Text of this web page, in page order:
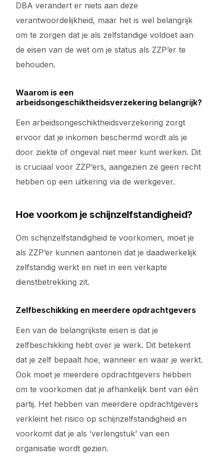
DBA verandert er niets aan deze
verantwoordelijkheid, maar het is wel belangrijk
om te zorgen dat je als zelfstandige voldoet aan
de eisen van de wet om je status als ZZP’er te
behouden.
Waarom is een
arbeidsongeschiktheidsverzekering belangrijk?
Een arbeidsongeschiktheidsverzekering zorgt
ervoor dat je inkomen beschermd wordt als je
door ziekte of ongeval niet meer kunt werken. Dit
is cruciaal voor ZZP’ers, aangezien ze geen recht
hebben op een uitkering via de werkgever.
Hoe voorkom je schijnzelfstandigheid?
Om schijnzelfstandigheid te voorkomen, moet je
als ZZP’er kunnen aantonen dat je daadwerkelijk
zelfstandig werkt en niet in een verkapte
dienstbetrekking zit.
Zelfbeschikking en meerdere opdrachtgevers
Een van de belangrijkste eisen is dat je
zelfbeschikking hebt over je werk. Dit betekent
dat je zelf bepaalt hoe, wanneer en waar je werkt.
Ook moet je meerdere opdrachtgevers hebben
om te voorkomen dat je afhankelijk bent van één
partij. Het hebben van meerdere opdrachtgevers
verkleint het risico op schijnzelfstandigheid en
voorkomt dat je als ‘verlengstuk’ van een
organisatie wordt gezien.